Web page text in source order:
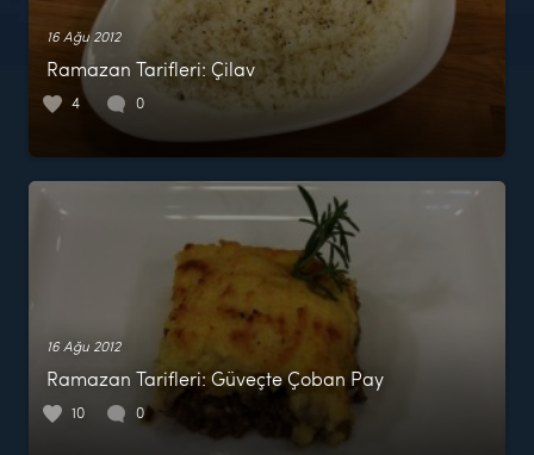
16 Ağu 2012
Ramazan Tarifleri: Çilav
4 0
16 Ağu 2012
Ramazan Tarifleri: Güveçte Çoban Pay
10 0